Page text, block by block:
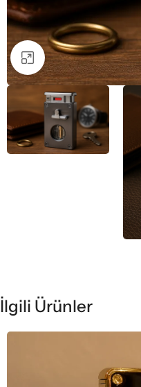
Büyütmek için tıklayın
İlgili Ürünler